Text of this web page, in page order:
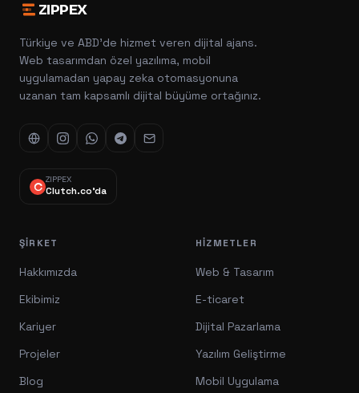
ZIPPEX
Türkiye ve ABD'de hizmet veren dijital ajans.
Web tasarımdan özel yazılıma, mobil
uygulamadan yapay zeka otomasyonuna
uzanan tam kapsamlı dijital büyüme ortağınız.
ZIPPEX
Clutch.co'da
ŞIRKET
Hakkımızda
Ekibimiz
Kariyer
Projeler
Blog
HIZMETLER
Web & Tasarım
E-ticaret
Dijital Pazarlama
Yazılım Geliştirme
Mobil Uygulama